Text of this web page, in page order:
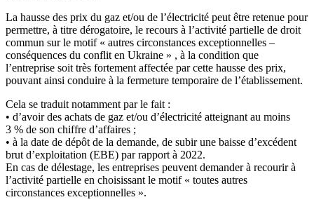
La hausse des prix du gaz et/ou de l’électricité peut être retenue pour
permettre, à titre dérogatoire, le recours à l’activité partielle de droit
commun sur le motif « autres circonstances exceptionnelles –
conséquences du conflit en Ukraine » , à la condition que
l’entreprise soit très fortement affectée par cette hausse des prix,
pouvant ainsi conduire à la fermeture temporaire de l’établissement.
Cela se traduit notamment par le fait :
• d’avoir des achats de gaz et/ou d’électricité atteignant au moins
3 % de son chiffre d’affaires ;
• à la date de dépôt de la demande, de subir une baisse d’excédent
brut d’exploitation (EBE) par rapport à 2022.
En cas de délestage, les entreprises peuvent demander à recourir à
l’activité partielle en choisissant le motif « toutes autres
circonstances exceptionnelles ».